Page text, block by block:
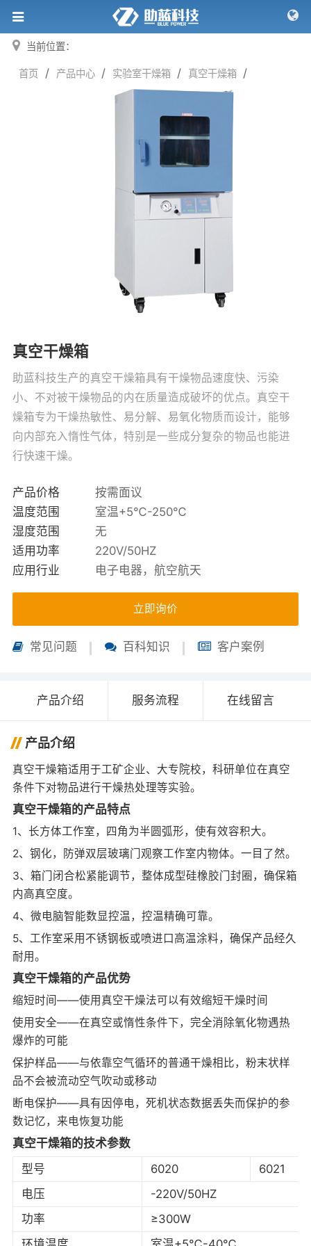
当前位置：
首页 / 产品中心 / 实验室干燥箱 / 真空干燥箱 /
真空干燥箱
助蓝科技生产的真空干燥箱具有干燥物品速度快、污染
小、不对被干燥物品的内在质量造成破坏的优点。真空干
燥箱专为干燥热敏性、易分解、易氧化物质而设计，能够
向内部充入惰性气体，特别是一些成分复杂的物品也能进
行快速干燥。
产品价格
按需面议
温度范围
室温+5℃-250℃
湿度范围
无
适用功率
220V/50HZ
应用行业
电子电器，航空航天
立即询价
常见问题 百科知识 客户案例
产品介绍 服务流程 在线留言
产品介绍
真空干燥箱适用于工矿企业、大专院校，科研单位在真空
条件下对物品进行干燥热处理等实验。
真空干燥箱的产品特点
1、长方体工作室，四角为半圆弧形，使有效容积大。
2、钢化，防弹双层玻璃门观察工作室内物体。一目了然。
3、箱门闭合松紧能调节，整体成型硅橡胶门封圈，确保箱
内高真空度。
4、微电脑智能数显控温，控温精确可靠。
5、工作室采用不锈钢板或喷进口高温涂料，确保产品经久
耐用。
真空干燥箱的产品优势
缩短时间——使用真空干燥法可以有效缩短干燥时间
使用安全——在真空或惰性条件下，完全消除氧化物遇热
爆炸的可能
保护样品——与依靠空气循环的普通干燥相比，粉末状样
品不会被流动空气吹动或移动
断电保护——具有因停电，死机状态数据丢失而保护的参
数记忆，来电恢复功能
真空干燥箱的技术参数
型号
6020
6021
电压
-220V/50HZ
功率
≥300W